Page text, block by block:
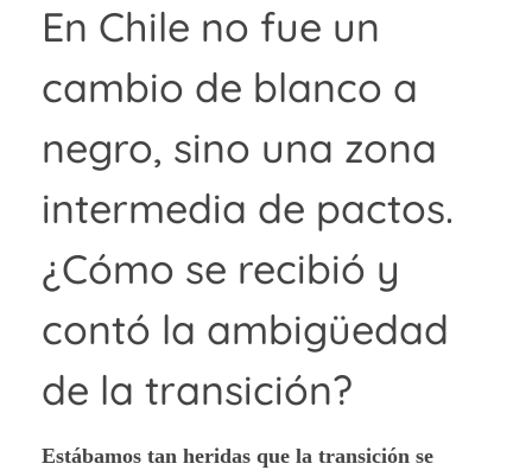
En Chile no fue un
cambio de blanco a
negro, sino una zona
intermedia de pactos.
¿Cómo se recibió y
contó la ambigüedad
de la transición?
Estábamos tan heridas que la transición se